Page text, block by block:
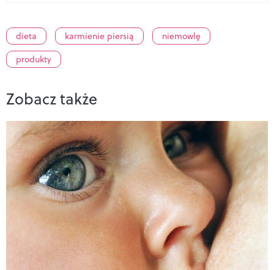
dieta karmienie piersią
niemowlę
produkty
Zobacz także